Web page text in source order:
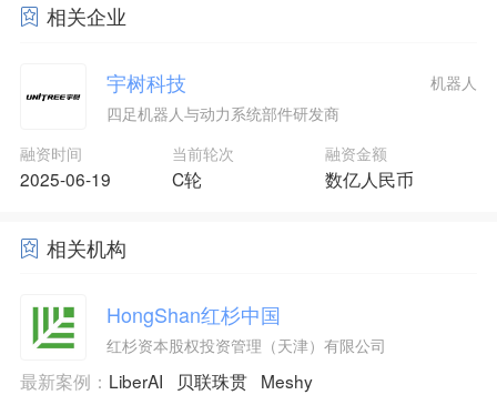
相关企业
宇树科技
四足机器人与动力系统部件研发商
机器人
融资时间
2025-06-19
当前轮次
C轮
融资金额
数亿人民币
相关机构
HongShan红杉中国
红杉资本股权投资管理（天津）有限公司
最新案例： LiberAI 贝联珠贯 Meshy